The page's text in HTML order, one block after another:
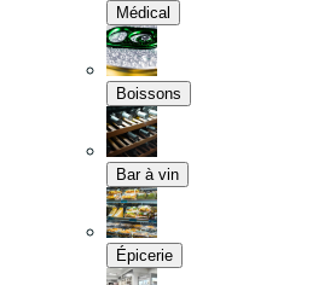
Médical
Boissons
Bar à vin
Épicerie